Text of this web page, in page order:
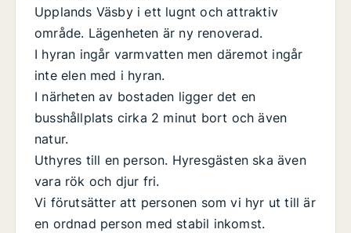
Upplands Väsby i ett lugnt och attraktiv
område. Lägenheten är ny renoverad.
I hyran ingår varmvatten men däremot ingår
inte elen med i hyran.
I närheten av bostaden ligger det en
busshållplats cirka 2 minut bort och även
natur.
Uthyres till en person. Hyresgästen ska även
vara rök och djur fri.
Vi förutsätter att personen som vi hyr ut till är
en ordnad person med stabil inkomst.